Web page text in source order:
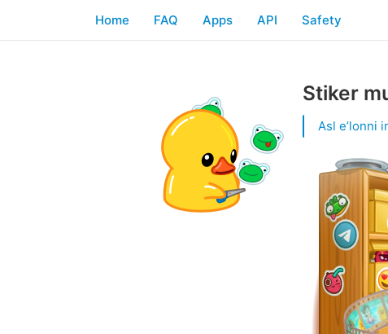
Home FAQ Apps API Safety
Stiker
Asl eʼlonni